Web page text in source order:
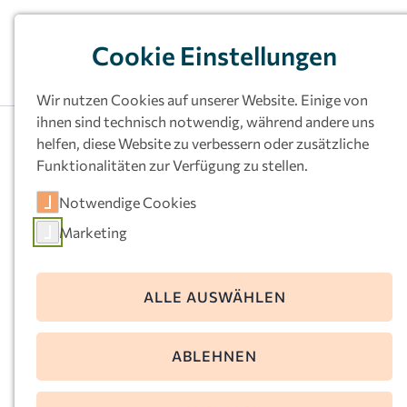
Unsere Kitas
Informationen zur Kita? Ort filtern und
gewünschte Kita anklicken.
Cookie Einstellungen
Wir nutzen Cookies auf unserer Website. Einige von
ihnen sind technisch notwendig, während andere uns
helfen, diese Website zu verbessern oder zusätzliche
Funktionalitäten zur Verfügung zu stellen.
Notwendige Cookies
Marketing
ALLE AUSWÄHLEN
ABLEHNEN